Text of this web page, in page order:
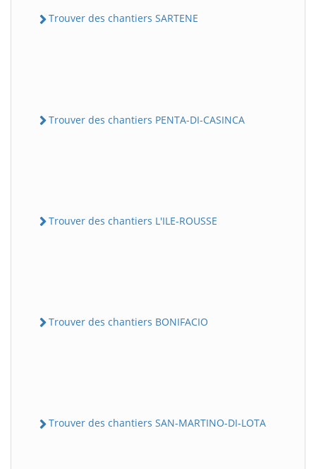
Trouver des chantiers SARTENE
Trouver des chantiers PENTA-DI-CASINCA
Trouver des chantiers L'ILE-ROUSSE
Trouver des chantiers BONIFACIO
Trouver des chantiers SAN-MARTINO-DI-LOTA